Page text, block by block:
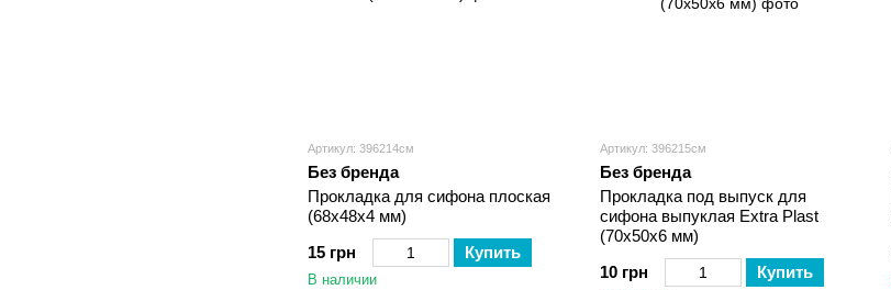
Артикул: 396214см
Без бренда
Прокладка для сифона плоская
(68х48х4 мм)
15 грн
Купить
В наличии
Артикул: 396215см
Без бренда
Прокладка под выпуск для
сифона выпуклая Extra Plast
(70х50х6 мм)
10 грн
Купить